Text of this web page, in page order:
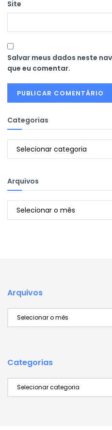
Site
Salvar meus dados neste
que eu comentar.
Categorias
Categorias
Arquivos
Arquivos
Arquivos
Arquivos
Categorias
Categorias